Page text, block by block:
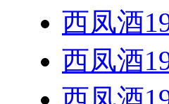
西凤酒
西凤酒